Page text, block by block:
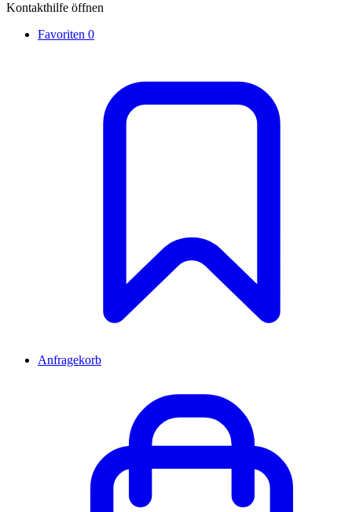
Kontakthilfe öffnen
Favoriten 0
Anfragekorb